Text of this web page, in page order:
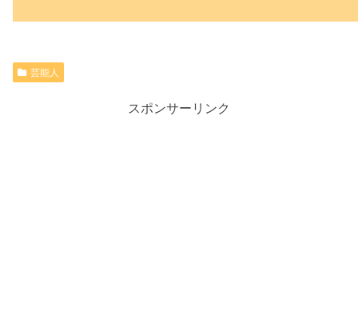
芸能人
スポンサーリンク